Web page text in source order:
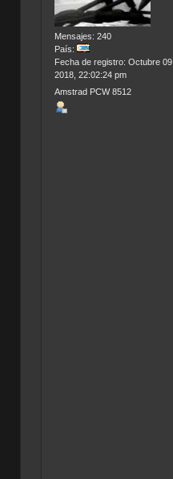
Mensajes: 240
País:
Fecha de registro: Octubre 09,
2018, 22:02:24 pm
Amstrad PCW 8512